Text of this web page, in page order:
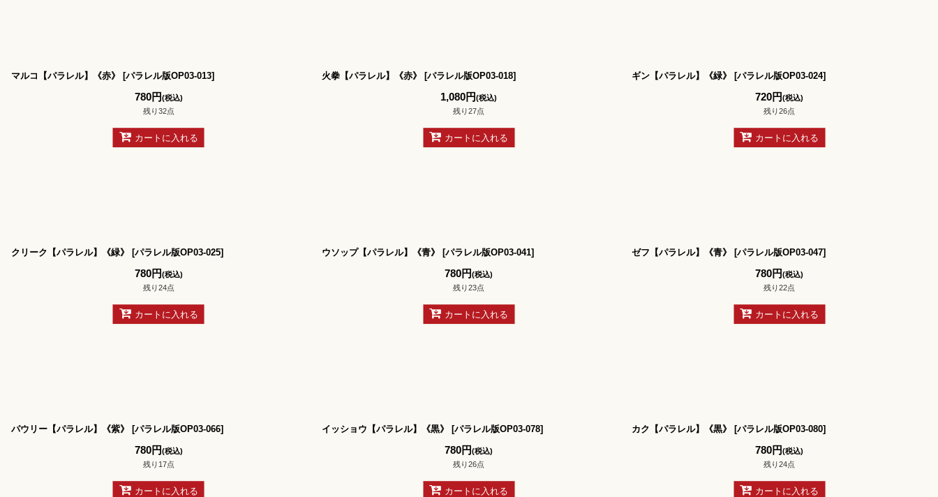
マルコ【パラレル】《赤》 [パラレル版OP03-013]
780円(税込)
残り32点
カートに入れる
火拳【パラレル】《赤》 [パラレル版OP03-018]
1,080円(税込)
残り27点
カートに入れる
ギン【パラレル】《緑》 [パラレル版OP03-024]
720円(税込)
残り26点
カートに入れる
クリーク【パラレル】《緑》 [パラレル版OP03-025]
780円(税込)
残り24点
カートに入れる
ウソップ【パラレル】《青》 [パラレル版OP03-041]
780円(税込)
残り23点
カートに入れる
ゼフ【パラレル】《青》 [パラレル版OP03-047]
780円(税込)
残り22点
カートに入れる
パウリー【パラレル】《紫》 [パラレル版OP03-066]
780円(税込)
残り17点
カートに入れる
イッショウ【パラレル】《黒》 [パラレル版OP03-078]
780円(税込)
残り26点
カートに入れる
カク【パラレル】《黒》 [パラレル版OP03-080]
780円(税込)
残り24点
カートに入れる